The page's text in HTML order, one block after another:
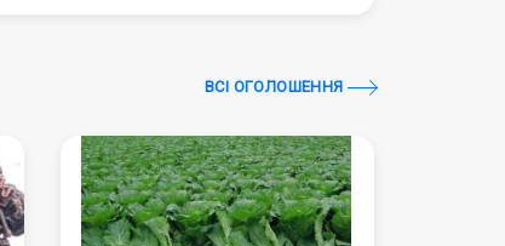
ВСI ОГОЛОШЕННЯ